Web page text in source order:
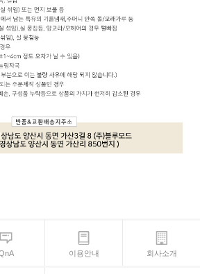
이용안내 회사소개